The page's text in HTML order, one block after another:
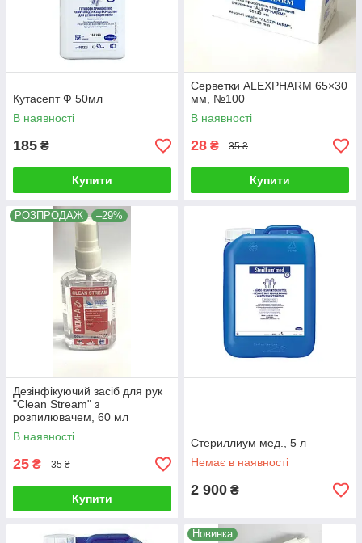
Кутасепт Ф 50мл
В наявності
185 ₴
Купити
Серветки ALEXPHARM 65×30
мм, №100
В наявності
28 ₴ 35 ₴
Купити
РОЗПРОДАЖ –29%
Дезінфікуючий засіб для рук
"Clean Stream" з
розпилювачем, 60 мл
В наявності
25 ₴ 35 ₴
Купити
Стериллиум мед., 5 л
Немає в наявності
2 900 ₴
Новинка